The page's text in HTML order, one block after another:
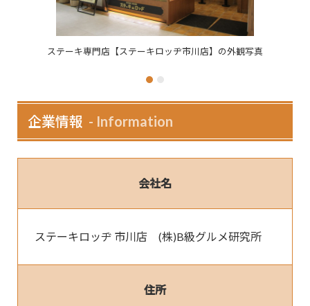
ステーキ専門店【ステーキロッヂ市川店】の外観写真
企業情報 Information
会社名
ステーキロッヂ 市川店　(株)B級グルメ研究所
住所